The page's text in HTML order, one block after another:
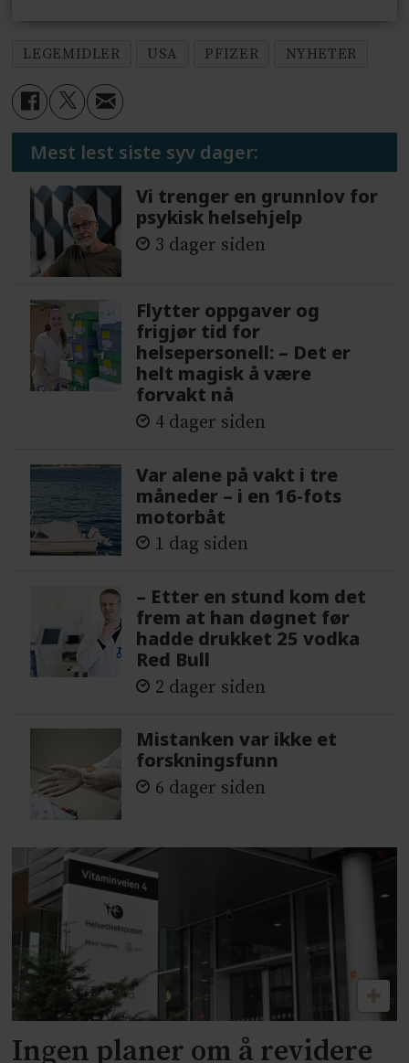
LEGEMIDLER USA PFIZER NYHETER
Mest lest siste syv dager:
Vi trenger en grunnlov for
psykisk helsehjelp
3 dager siden
Flytter oppgaver og
frigjør tid for
helsepersonell: – Det er
helt magisk å være
forvakt nå
4 dager siden
Var alene på vakt i tre
måneder – i en 16-fots
motorbåt
1 dag siden
– Etter en stund kom det
frem at han døgnet før
hadde drukket 25 vodka
Red Bull
2 dager siden
Mistanken var ikke et
forskningsfunn
6 dager siden
Ingen planer om å revidere